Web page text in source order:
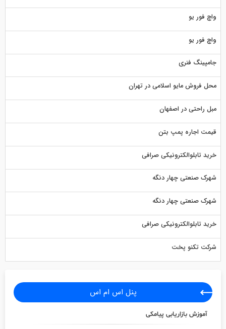
واچ فور یو
واچ فور یو
جامپینگ فنری
محل فروش مایو اسلامی در تهران
مبل راحتی در اصفهان
قیمت اجاره پمپ بتن
خرید تابلوالکترونیکی صرافی
شهرک صنعتی چهار دنگه
شهرک صنعتی چهار دنگه
خرید تابلوالکترونیکی صرافی
شرکت تکنو پخت
پنل اس ام اس
آموزش بازاریابی پیامکی